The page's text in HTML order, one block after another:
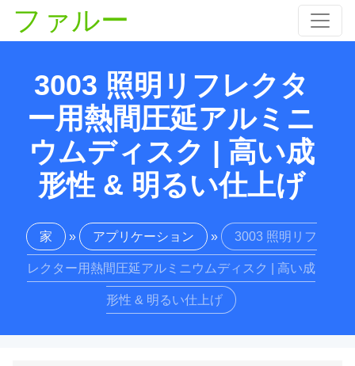
ファルー
3003 照明リフレクタ
ー用熱間圧延アルミニ
ウムディスク | 高い成
形性 & 明るい仕上げ
家 » アプリケーション » 3003 照明リフ
レクター用熱間圧延アルミニウムディスク | 高い成
形性 & 明るい仕上げ